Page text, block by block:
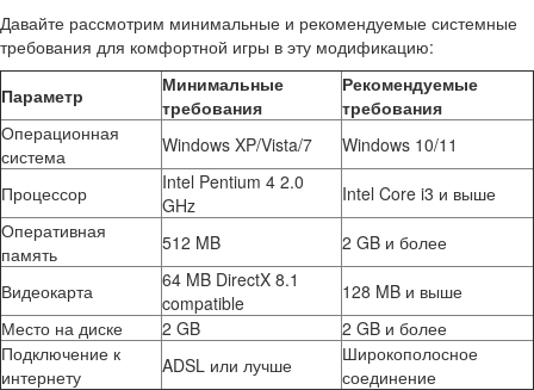
Давайте рассмотрим минимальные и рекомендуемые системные
требования для комфортной игры в эту модификацию:
Параметр
Минимальные
требования
Рекомендуемые
требования
Операционная
система
Windows XP/Vista/7 Windows 10/11
Процессор
Intel Pentium 4 2.0
GHz
Intel Core i3 и выше
Оперативная
память
512 MB 2 GB и более
Видеокарта
64 MB DirectX 8.1
compatible
128 MB и выше
Место на диске
2 GB
2 GB и более
Подключение к
интернету
ADSL или лучше
Широкополосное
соединение